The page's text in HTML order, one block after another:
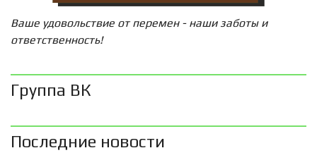
Ваше удовольствие от перемен - наши заботы и
ответственность!
Группа ВК
Последние новости